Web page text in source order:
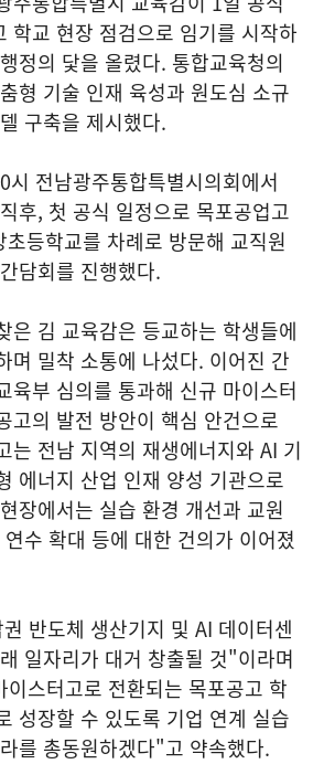
학교 현장 점검으로 임기를 시작하
정의 닻을 올렸다. 통합교육청의
형 기술 인재 육성과 원도심 소규
구축을 제시했다.
시 전남광주통합특별시의회에서
후, 첫 공식 일정으로 목포공업고
등학교를 차례로 방문해 교직원
담회를 진행했다.
은 김 교육감은 등교하는 학생들에
며 밀착 소통에 나섰다. 이어진 간
육부 심의를 통과해 신규 마이스터
고의 발전 방안이 핵심 안건으로
는 전남 지역의 재생에너지와 AI 기
에너지 산업 인재 양성 기관으로
장에서는 실습 환경 개선과 교원
수 확대 등에 대한 건의가 이어졌
반도체 생산기지 및 AI 데이터센
일자리가 대거 창출될 것"이라며
이스터고로 전환되는 목포공고 학
성장할 수 있도록 기업 연계 실습
를 총동원하겠다"고 약속했다.